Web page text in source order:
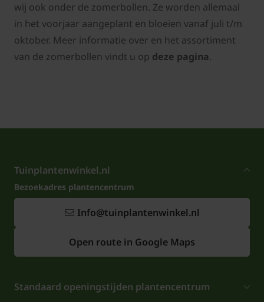
wij ook onder de zomerbollen. Ze worden allemaal
in het voorjaar aangeplant en bloeien vanaf juli t/m
oktober. Meer informatie over en het assortiment
van de zomerbollen vindt u op deze pagina.
Tuinplantenwinkel.nl
Bezoekadres plantencentrum
Info@tuinplantenwinkel.nl
Open route in Google Maps
Standaard openingstijden plantencentrum